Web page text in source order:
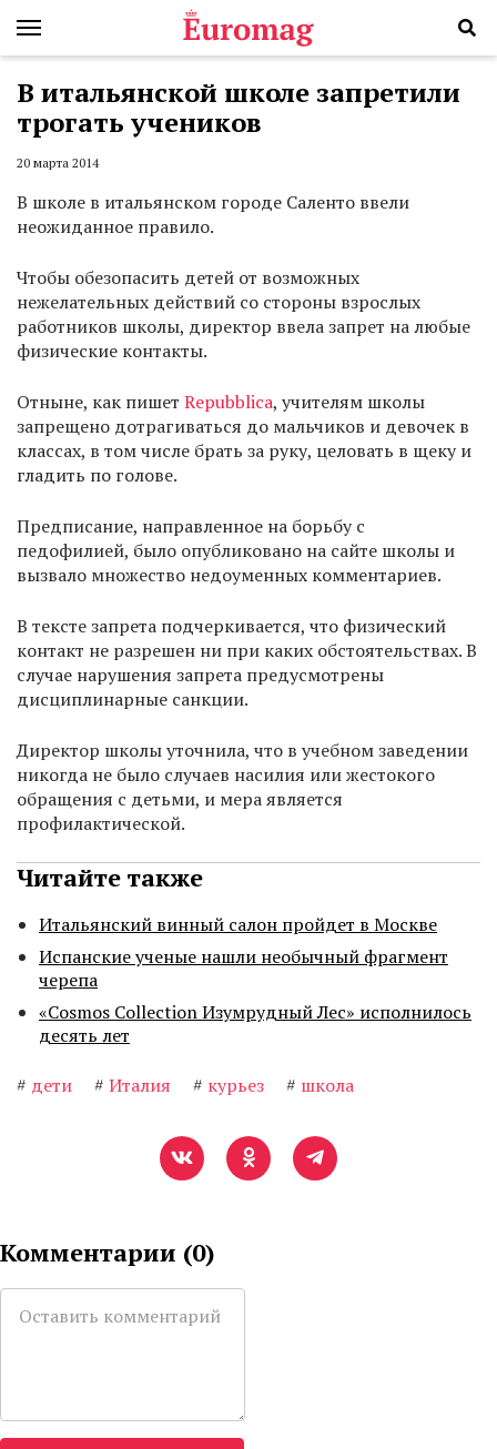
В итальянской школе запретили
трогать учеников
20 марта 2014
В школе в итальянском городе Саленто ввели
неожиданное правило.
Чтобы обезопасить детей от возможных
нежелательных действий со стороны взрослых
работников школы, директор ввела запрет на любые
физические контакты.
Отныне, как пишет Repubblica, учителям школы
запрещено дотрагиваться до мальчиков и девочек в
классах, в том числе брать за руку, целовать в щеку и
гладить по голове.
Предписание, направленное на борьбу с
педофилией, было опубликовано на сайте школы и
вызвало множество недоуменных комментариев.
В тексте запрета подчеркивается, что физический
контакт не разрешен ни при каких обстоятельствах. В
случае нарушения запрета предусмотрены
дисциплинарные санкции.
Директор школы уточнила, что в учебном заведении
никогда не было случаев насилия или жестокого
обращения с детьми, и мера является
профилактической.
Читайте также
Итальянский винный салон пройдет в Москве
Испанские ученые нашли необычный фрагмент
черепа
«Cosmos Collection Изумрудный Лес» исполнилось
десять лет
# дети # Италия # курьез # школа
Комментарии (0)